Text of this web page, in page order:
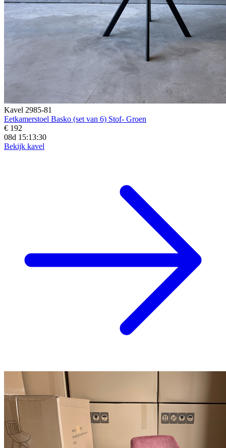
Kavel 2985-81
Eetkamerstoel Basko (set van 6) Stof- Groen
€ 192
08d 15:13:29
Bekijk kavel